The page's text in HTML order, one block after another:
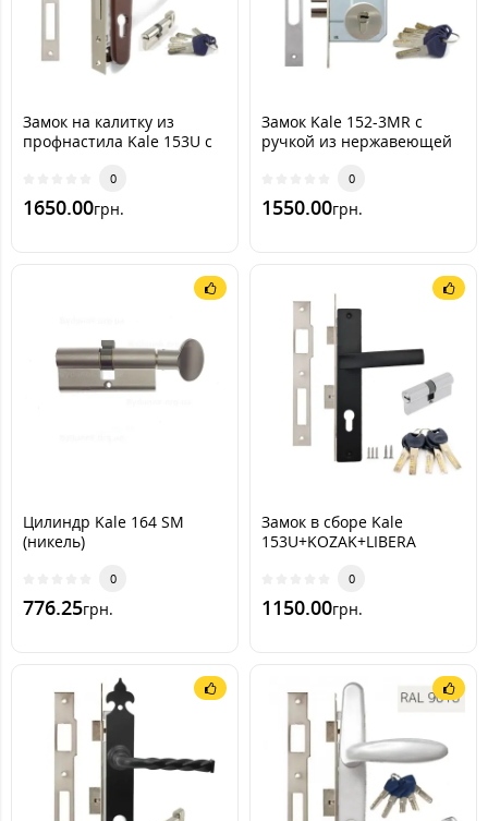
Замок на калитку из
профнастила Kale 153U с
[Шоколадно-коричневый]
(комплект)
0
1650.00грн.
Замок Kale 152-3MR с
ручкой из нержавеющей
0
1550.00грн.
Цилиндр Kale 164 SM
(никель)
0
776.25грн.
Замок в сборе Kale
153U+KOZAK+LIBERA
0
1150.00грн.